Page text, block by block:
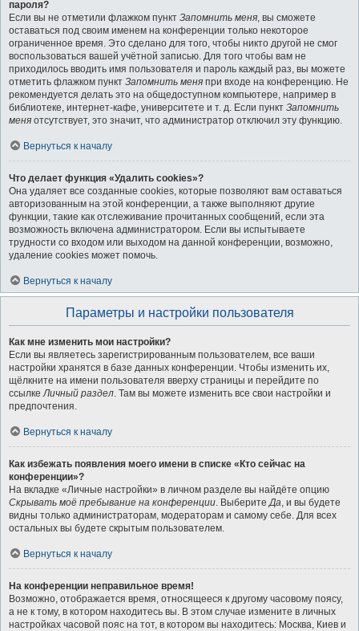
пароля?
Если вы не отметили флажком пункт Запомнить меня, вы сможете
оставаться под своим именем на конференции только некоторое
ограниченное время. Это сделано для того, чтобы никто другой не смог
воспользоваться вашей учётной записью. Для того чтобы вам не
приходилось вводить имя пользователя и пароль каждый раз, вы можете
отметить флажком пункт Запомнить меня при входе на конференцию. Не
рекомендуется делать это на общедоступном компьютере, например в
библиотеке, интернет-кафе, университете и т. д. Если пункт Запомнить
меня отсутствует, это значит, что администратор отключил эту функцию.
Вернуться к началу
Что делает функция «Удалить cookies»?
Она удаляет все созданные cookies, которые позволяют вам оставаться
авторизованным на этой конференции, а также выполняют другие
функции, такие как отслеживание прочитанных сообщений, если эта
возможность включена администратором. Если вы испытываете
трудности со входом или выходом на данной конференции, возможно,
удаление cookies может помочь.
Вернуться к началу
Параметры и настройки пользователя
Как мне изменить мои настройки?
Если вы являетесь зарегистрированным пользователем, все ваши
настройки хранятся в базе данных конференции. Чтобы изменить их,
щёлкните на имени пользователя вверху страницы и перейдите по
ссылкеЛичный раздел. Там вы можете изменить все свои настройки и
предпочтения.
Вернуться к началу
Как избежать появления моего имени в списке «Кто сейчас на
конференции»?
На вкладке «Личные настройки» в личном разделе вы найдёте опцию
Скрывать моё пребывание на конференции. ВыберитеДа, и вы будете
видны только администраторам, модераторам и самому себе. Для всех
остальных вы будете скрытым пользователем.
Вернуться к началу
На конференции неправильное время!
Возможно, отображается время, относящееся к другому часовому поясу,
а не к тому, в котором находитесь вы. В этом случае измените в личных
настройках часовой пояс на тот, в котором вы находитесь: Москва, Киев и